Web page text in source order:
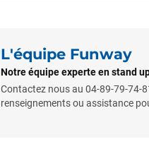
L'équipe Funway
Notre équipe experte en stand
Contactez nous au 04-89-79-74-
renseignements ou assistance